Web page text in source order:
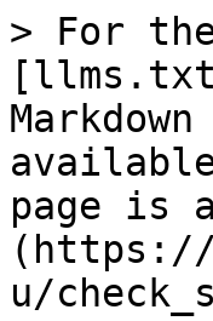
> For
page is
(https://
u/